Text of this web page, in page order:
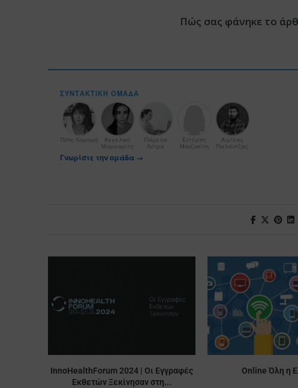
Πώς σας φάνηκε το
ΣΥΝΤΑΚΤΙΚΉ ΟΜΆΔΑ
Πόπη Χαραμή
Αγγελική
Μαργαρίτη
Πάμελα
Λύτρα
Ευτέρπη
Μουζακίτη
Αιμίλιος
Παλάντζας
Γνωρίστε την ομάδα →
InnoHealthForum 2024 | Οι Εγγραφές
Εκθετών Ξεκίνησαν στη...
Online Όλη η